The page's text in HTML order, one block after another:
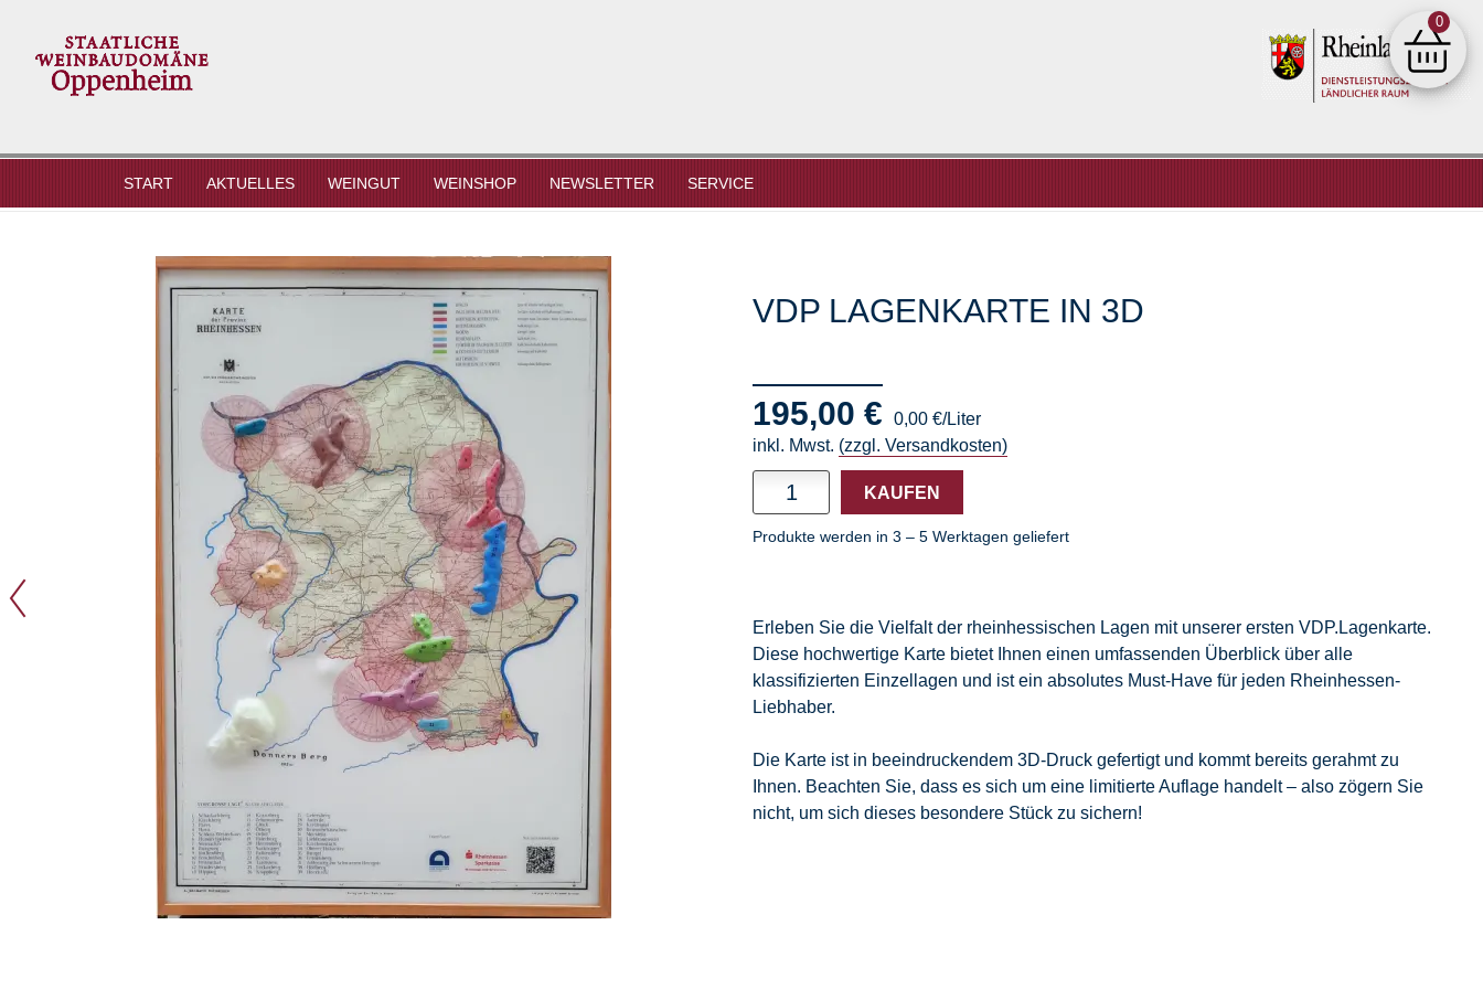
AKTUELLES WEINGUT WEINSHOP NEWSLETTER SERVICE
Shop
0
VDP LAGENKARTE IN 3D
195,00 €
0,00 €/Liter
inkl. Mwst. (zzgl. Versandkosten)
Menge
KAUFEN
Produkte werden in 3 – 5 Werktagen geliefert
Erleben Sie die Vielfalt der rheinhessischen Lagen mit unserer ersten VDP.Lagenkarte.
Diese hochwertige Karte bietet Ihnen einen umfassenden Überblick über alle
klassifizierten Einzellagen und ist ein absolutes Must-Have für jeden Rheinhessen-
Liebhaber.
Die Karte ist in beeindruckendem 3D-Druck gefertigt und kommt bereits gerahmt zu
Ihnen. Beachten Sie, dass es sich um eine limitierte Auflage handelt – also zögern Sie
nicht, um sich dieses besondere Stück zu sichern!